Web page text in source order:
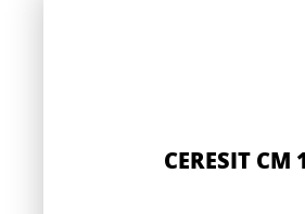
CERESIT CM